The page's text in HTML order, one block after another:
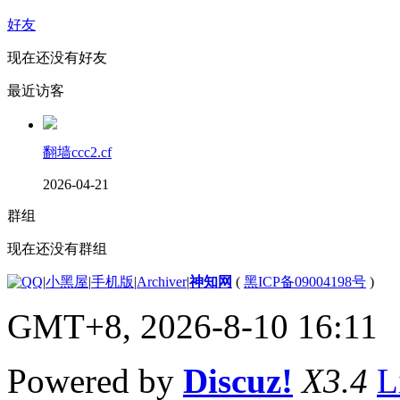
好友
现在还没有好友
最近访客
翻墙ccc2.cf
2026-04-21
群组
现在还没有群组
|小黑屋|手机版|Archiver|神知网 ( 黑ICP备09004198号 )
GMT+8, 2026-8-10 16:11
Powered by Discuz! X3.4